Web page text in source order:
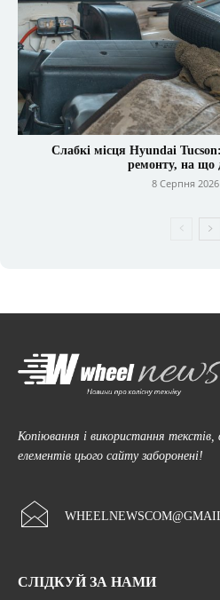
Слабкі місця Hyundai
ремонту, на що
8 Серпня 2026
Копіювання і використання
елементів цього сайту заборонені!
СЛІДКУЙ ЗА НАМИ